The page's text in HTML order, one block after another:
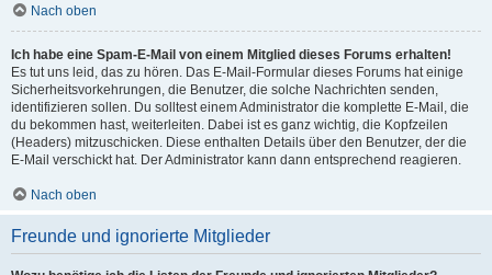
Nach oben
Ich habe eine Spam-E-Mail von einem Mitglied dieses Forums erhalten!
Es tut uns leid, das zu hören. Das E-Mail-Formular dieses Forums hat einige
Sicherheitsvorkehrungen, die Benutzer, die solche Nachrichten senden,
identifizieren sollen. Du solltest einem Administrator die komplette E-Mail, die
du bekommen hast, weiterleiten. Dabei ist es ganz wichtig, die Kopfzeilen
(Headers) mitzuschicken. Diese enthalten Details über den Benutzer, der die
E-Mail verschickt hat. Der Administrator kann dann entsprechend reagieren.
Nach oben
Freunde und ignorierte Mitglieder